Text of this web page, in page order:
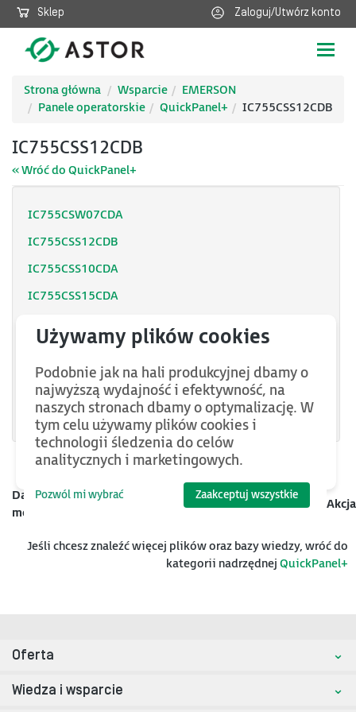
Sklep Zaloguj/Utwórz konto
Strona główna
Wsparcie
EMERSON
Panele operatorskie
QuickPanel+ IC755CSS12CDB
IC755CSS12CDB
« Wróć do QuickPanel+
IC755CSW07CDA
IC755CSS12CDB
IC755CSS10CDA
IC755CSS15CDA
IC755CSS10CDACA
IC755CSS12CDBCA
IC755CSS15CDACA
Data
mod.
Kategoria Rozmiar Akcja
Jeśli chcesz znaleźć więcej plików oraz bazy wiedzy, wróć do
kategorii nadrzędnej QuickPanel+
Oferta
Wiedza i wsparcie
Podobnie jak na hali produkcyjnej dbamy o
najwyższą wydajność i efektywność, na
naszych stronach dbamy o optymalizację. W
tym celu używamy plików cookies i
technologii śledzenia do celów
analitycznych i marketingowych.
Pozwól mi wybrać Zaakceptuj wszystkie